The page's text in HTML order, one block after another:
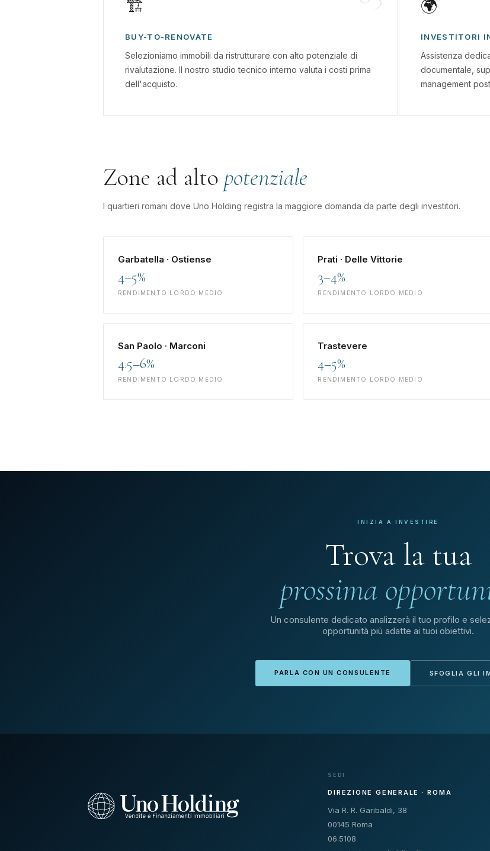
🏗
BUY-TO-RENOVATE
Selezioniamo immobili da ristrutturare con alto potenziale di
rivalutazione. Il nostro studio tecnico interno valuta i costi prima
dell'acquisto.
🌍
INVESTITORI
Assistenza
documentale,
management
Zone ad alto potenziale
I quartieri romani dove Uno Holding registra la maggiore domanda da parte degli investitori.
Garbatella · Ostiense
4–5%
RENDIMENTO LORDO MEDIO
Prati · Delle Vittorie
3–4%
RENDIMENTO LORDO MEDIO
San Paolo · Marconi
4.5–6%
RENDIMENTO LORDO MEDIO
Trastevere
4–5%
RENDIMENTO LORDO MEDIO
INIZIA A INVESTIRE
Trova la tua
prossima
Un consulente dedicato analizzerà il tuo profilo e
opportunità più adatte ai tuoi obiettivi.
PARLA CON UN CONSULENTE SFOGLIA GLI
SEDI
DIREZIONE GENERALE · ROMA
Via R. R. Garibaldi, 38
00145 Roma
06.5108